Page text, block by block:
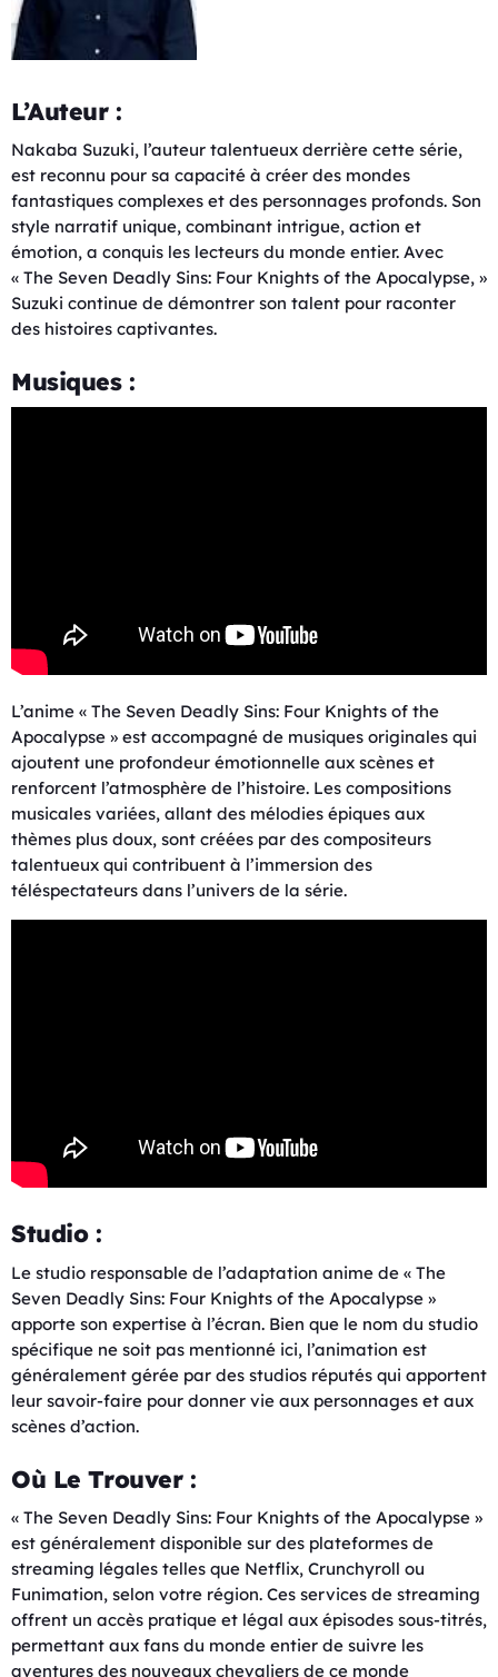
L’Auteur :
Nakaba Suzuki, l’auteur talentueux derrière cette série,
est reconnu pour sa capacité à créer des mondes
fantastiques complexes et des personnages profonds. Son
style narratif unique, combinant intrigue, action et
émotion, a conquis les lecteurs du monde entier. Avec
« The Seven Deadly Sins: Four Knights of the Apocalypse, »
Suzuki continue de démontrer son talent pour raconter
des histoires captivantes.
Musiques :
L’anime « The Seven Deadly Sins: Four Knights of the
Apocalypse » est accompagné de musiques originales qui
ajoutent une profondeur émotionnelle aux scènes et
renforcent l’atmosphère de l’histoire. Les compositions
musicales variées, allant des mélodies épiques aux
thèmes plus doux, sont créées par des compositeurs
talentueux qui contribuent à l’immersion des
téléspectateurs dans l’univers de la série.
Studio :
Le studio responsable de l’adaptation anime de « The
Seven Deadly Sins: Four Knights of the Apocalypse »
apporte son expertise à l’écran. Bien que le nom du studio
spécifique ne soit pas mentionné ici, l’animation est
généralement gérée par des studios réputés qui apportent
leur savoir-faire pour donner vie aux personnages et aux
scènes d’action.
Où Le Trouver :
« The Seven Deadly Sins: Four Knights of the Apocalypse »
est généralement disponible sur des plateformes de
streaming légales telles que Netflix, Crunchyroll ou
Funimation, selon votre région. Ces services de streaming
offrent un accès pratique et légal aux épisodes sous-titrés,
permettant aux fans du monde entier de suivre les
aventures des nouveaux chevaliers de ce monde